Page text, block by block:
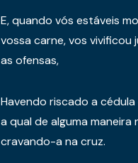
E, quando vós estáveis
vossa carne, vos
as ofensas,
Havendo riscado a
a qual de alguma
cravando-a na cruz.